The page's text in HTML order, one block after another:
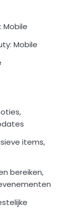
Mobile
Mobile
items,
bereiken,